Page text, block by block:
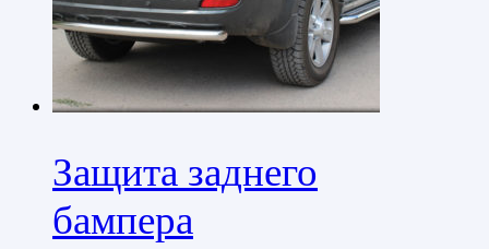
Защита заднего
бампера